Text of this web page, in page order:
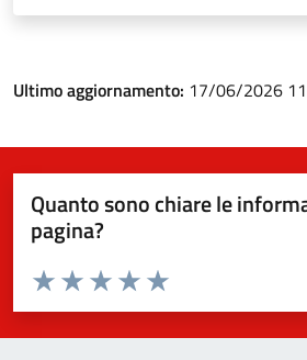
Ultimo aggiornamento: 17/06/2026
Quanto sono chiare le
pagina?
Valuta da 1 a 5 stelle la pagina
Valuta 5 stelle su 5
Valuta 4 stelle su 5
Valuta 3 stelle su 5
Valuta 2 stelle su 5
Valuta 1 stelle su 5